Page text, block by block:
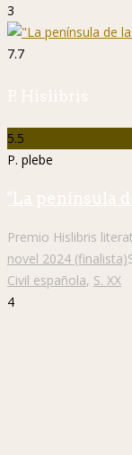
3
7.7
P. Hislibris
5.5
P. plebe
"La península
Premio Hislibris
novel 2024 (finalista)
Civil española, S. XX
4